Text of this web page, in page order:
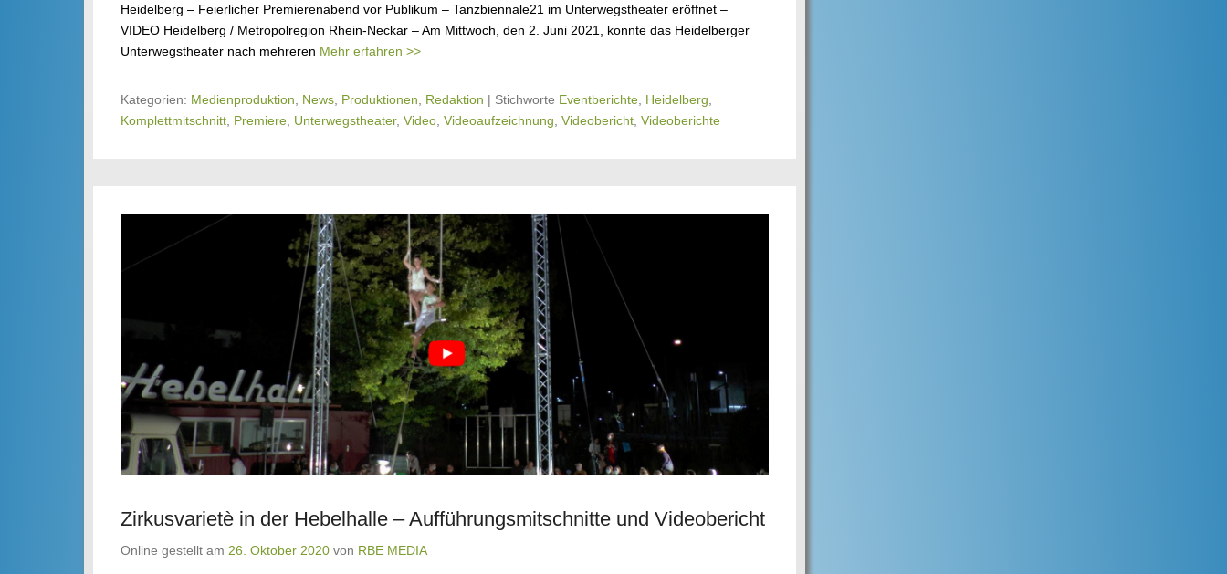
Heidelberg – Feierlicher Premierenabend vor Publikum – Tanzbiennale21 im Unterwegstheater eröffnet –
VIDEO Heidelberg / Metropolregion Rhein-Neckar – Am Mittwoch, den 2. Juni 2021, konnte das Heidelberger
Unterwegstheater nach mehreren Mehr erfahren >>
Kategorien: Medienproduktion News Produktionen Redaktion | Stichworte Eventberichte Heidelberg
Komplettmitschnitt Premiere Unterwegstheater, Video Videoaufzeichnung Videobericht Videoberichte
Zirkusvarietè in der Hebelhalle – Aufführungsmitschnitte und Videobericht
Online gestellt am 26. Oktober 2020 von RBE MEDIA